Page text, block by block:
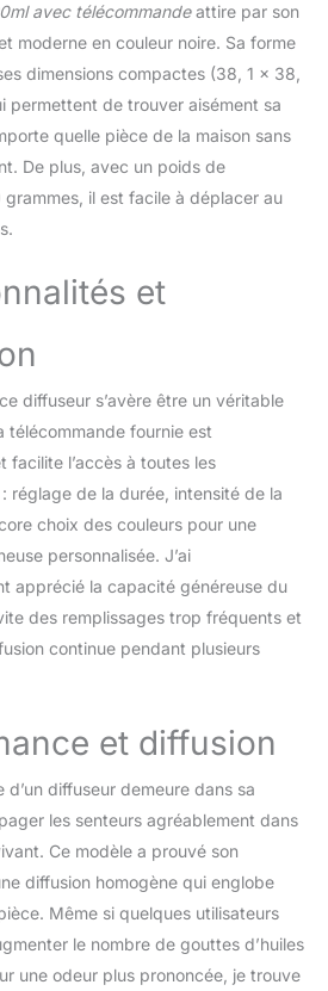
l'odeur sur une plus
grande surface, ce
qui améliore non
seulement le
élimine également
les odeurs de
manière efficace 14
est doté de 14
couleurs sombres
et 7 couleurs claires
Le clic suivant pour
changer les
lumières est une
variation de couleur
lumières créer un
environnement plus
chaud et plus
Huiles Essentielles
de 4 modes de
minutage : 1 heure/3
heures/6
heures/pulvérisation
continue. Si vous
souhaitez utiliser le
diffuseur avant de
vous coucher, vous
avec télécommandeattire par son
moderne en couleur noire. Sa forme
dimensions compactes (38, 1 x 38,
permettent de trouver aisément sa
quelle pièce de la maison sans
De plus, avec un poids de
il est facile à déplacer au
et
diffuseur s’avère être un véritable
télécommande fournie est
facilite l’accès à toutes les
réglage de la durée, intensité de la
choix des couleurs pour une
personnalisée. J’ai
apprécié la capacité généreuse du
des remplissages trop fréquents et
continue pendant plusieurs
et diffusion
d’un diffuseur demeure dans sa
les senteurs agréablement dans
Ce modèle a prouvé son
diffusion homogène qui englobe
Même si quelques utilisateurs
le nombre de gouttes d’huiles
une odeur plus prononcée, je trouve